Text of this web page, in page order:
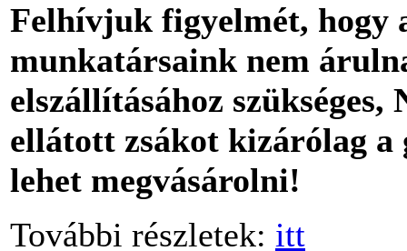
Felhívjuk figyelmét, hogy
munkatársaink nem
elszállításához
ellátott zsákot kizárólag a
lehet megvásárolni!
További részletek: itt